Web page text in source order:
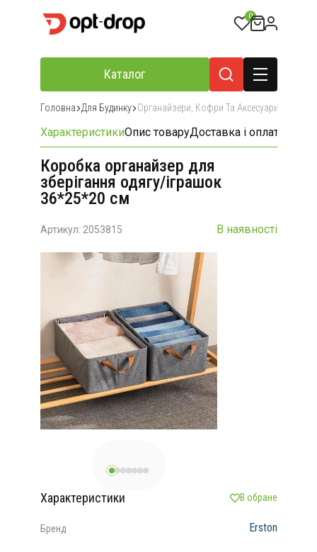
0
Каталог
Головна Для Будинку Органайзери, Кофри Та Аксесуари Для
ХарактеристикиОпис товаруДоставка і оплата
Коробка органайзер для
зберігання одягу/іграшок
36*25*20 см
Артикул: 2053815 В наявності
Характеристики В обране
Бренд Erston